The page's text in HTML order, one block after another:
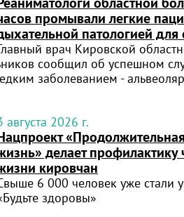
промывали легкие
патологией для
врач Кировской
сообщил об успешном
заболеванием -
августа 2026 г.
делает
кировчан
6 000 человек уже стали
здоровы»